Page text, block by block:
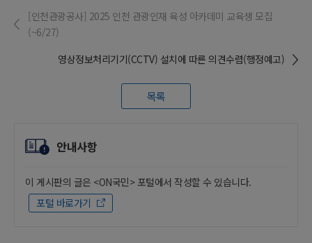
[인천관광공사] 2025 인천 관광인재 육성 아카데미 교육생 모집
(~6/27)
영상정보처리기기(CCTV) 설치에 따른 의견수렴(행정예고)
목록
안내사항
이 게시판의 글은 <ON국민> 포털에서 작성할 수 있습니다.
포털 바로가기